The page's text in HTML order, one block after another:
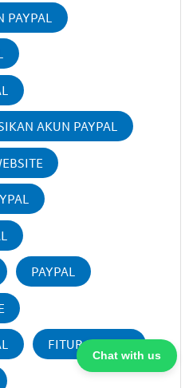
PAYPAL
AKUN PAYPAL
PAYPAL
FITUR PAYPAL
Chat with us